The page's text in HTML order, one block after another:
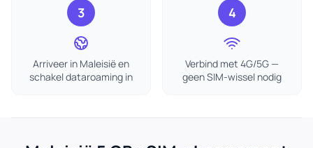
3
Arriveer in Maleisië en
schakel dataroaming in
4
Verbind met 4G/5G —
geen SIM-wissel nodig